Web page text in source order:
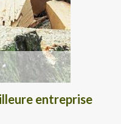
entreprise